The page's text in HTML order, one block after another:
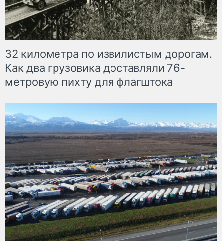
32 километра по извилистым дорогам.
Как два грузовика доставляли 76-
метровую пихту для флагштока